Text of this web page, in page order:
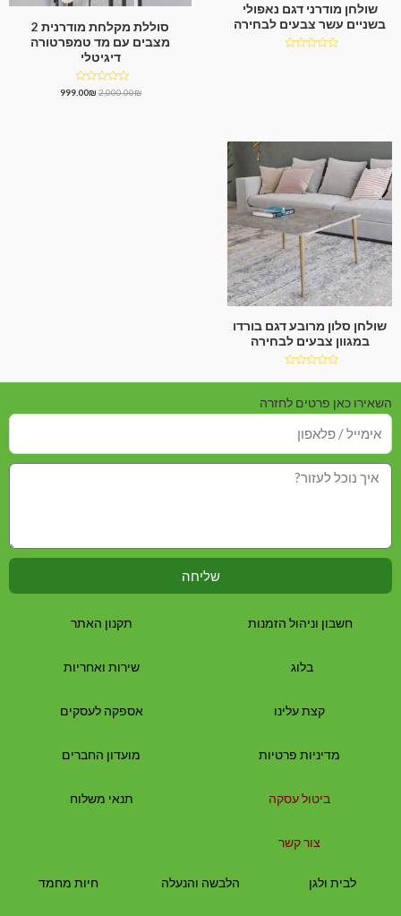
שולחן מודרני דגם נאפולי
בשניים עשר צבעים לבחירה
סוללת מקלחת מודרנית 2
מצבים עם מד טמפרטורה
דיגיטלי
דורג
2,000.00₪
999.00₪
שולחן סלון מרובע דגם בורדו
במגוון צבעים לבחירה
0
5
השאירו כאן פרטים לחזרה
שליחה
חשבון וניהול הזמנות
בלוג
קצת עלינו
מדיניות פרטיות
ביטול עסקה
צור קשר
תקנון האתר
שירות ואחריות
אספקה לעסקים
מועדון החברים
תנאי משלוח
לבית ולגן הלבשה והנעלה חיות מחמד